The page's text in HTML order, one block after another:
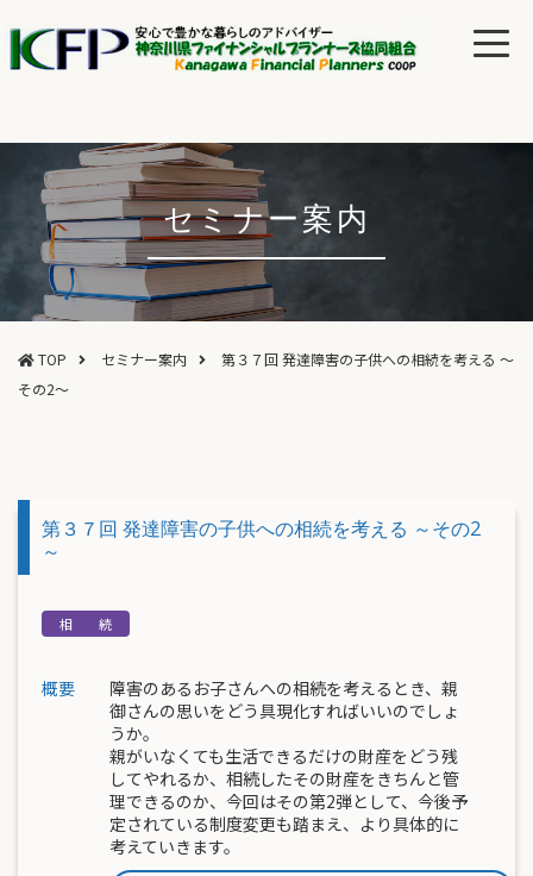
セミナー案内
TOP セミナー案内
第３７回 発達障害の子供への相続を考える ～
その2～
第３７回 発達障害の子供への相続を考える ～その2
～
概要
障害のあるお子さんへの相続を考えるとき、親
御さんの思いをどう具現化すればいいのでしょ
うか。
親がいなくても生活できるだけの財産をどう残
してやれるか、相続したその財産をきちんと管
理できるのか、今回はその第2弾として、今後予
定されている制度変更も踏まえ、より具体的に
考えていきます。